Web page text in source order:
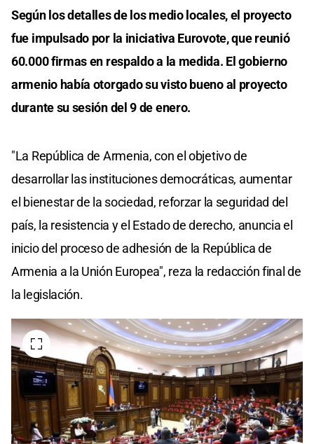
Según los detalles de los medio locales, el proyecto
fue impulsado por la iniciativa Eurovote, que reunió
60.000 firmas en respaldo a la medida. El gobierno
armenio había otorgado su visto bueno al proyecto
durante su sesión del 9 de enero.
"La República de Armenia, con el objetivo de
desarrollar las instituciones democráticas, aumentar
el bienestar de la sociedad, reforzar la seguridad del
país, la resistencia y el Estado de derecho, anuncia el
inicio del proceso de adhesión de la República de
Armenia a la Unión Europea", reza la redacción final de
la legislación.